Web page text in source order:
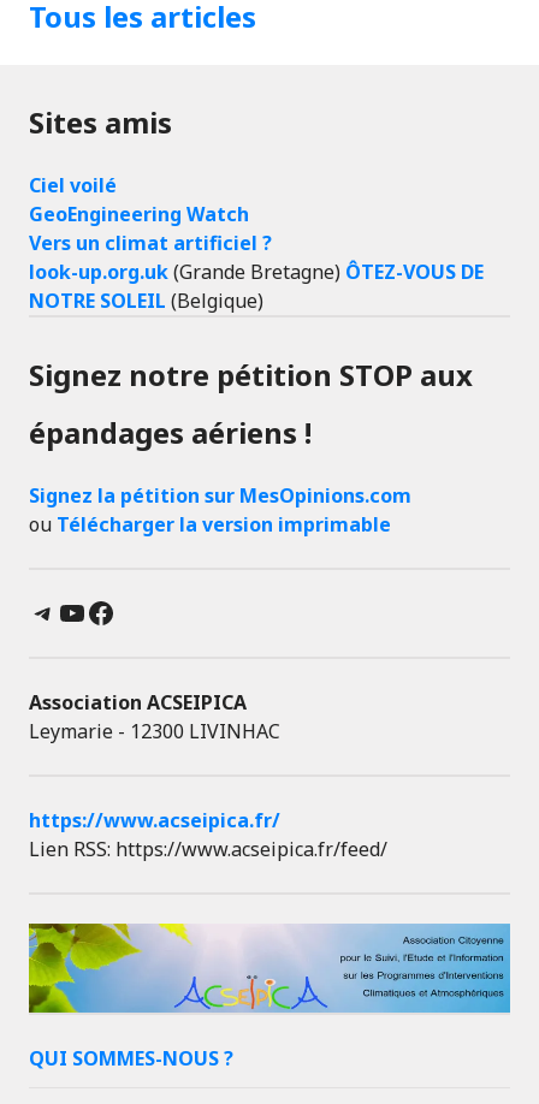
Tous les articles
Sites amis
Ciel voilé
GeoEngineering Watch
Vers un climat artificiel ?
look-up.org.uk(Grande Bretagne) ÔTEZ-VOUS DE
NOTRE SOLEIL (Belgique)
Signez notre pétition STOP aux
épandages aériens !
Signez la pétition sur MesOpinions.com
ou Télécharger la version imprimable
Telegram
YouTube
Facebook
Association ACSEIPICA
Leymarie - 12300 LIVINHAC
https://www.acseipica.fr/
Lien RSS: https://www.acseipica.fr/feed/
QUI SOMMES-NOUS ?